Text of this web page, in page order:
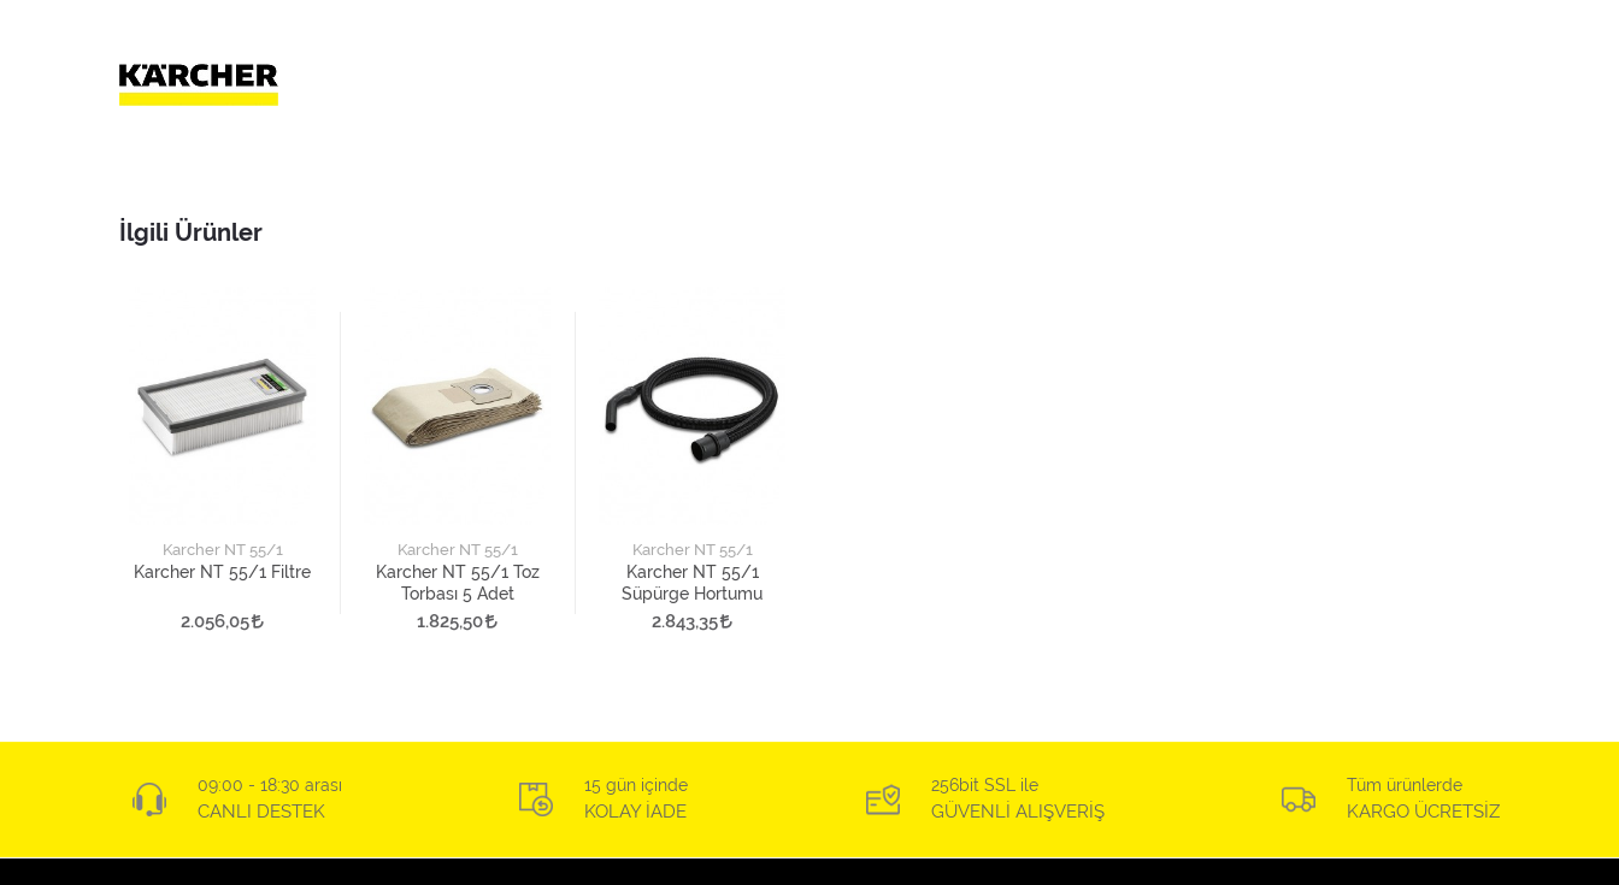
İlgili Ürünler
Karcher NT 55/1
Karcher NT 55/1 Filtre
2.056,05
Karcher NT 55/1
Karcher NT 55/1 Toz
Torbası 5 Adet
1.825,50
Karcher NT 55/1
Karcher NT 55/1
Süpürge Hortumu
2.843,35
09:00 - 18:30 arası
CANLI DESTEK
15 gün içinde
KOLAY İADE
256bit SSL ile
GÜVENLİ ALIŞVERİŞ
Tüm ürünlerde
KARGO ÜCRETSİZ